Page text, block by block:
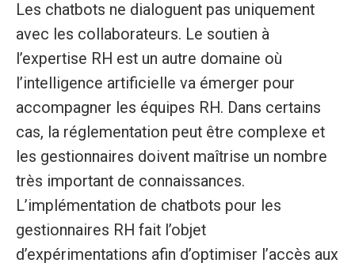
Les chatbots ne dialoguent pas uniquement
avec les collaborateurs. Le soutien à
l’expertise RH est un autre domaine où
l’intelligence artificielle va émerger pour
accompagner les équipes RH. Dans certains
cas, la réglementation peut être complexe et
les gestionnaires doivent maîtrise un nombre
très important de connaissances.
L’implémentation de chatbots pour les
gestionnaires RH fait l’objet
d’expérimentations afin d’optimiser l’accès aux